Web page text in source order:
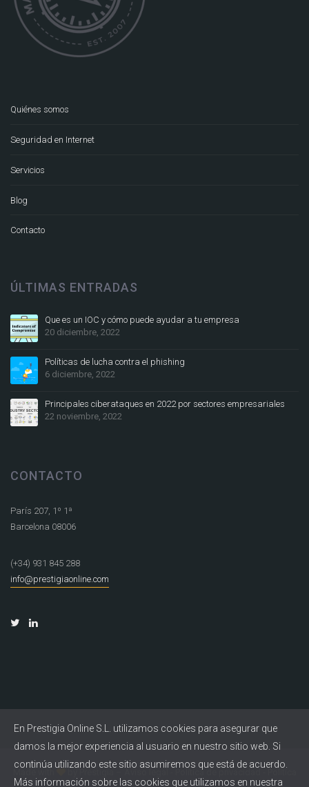
Quiénes somos
Seguridad en Internet
Servicios
Blog
Contacto
ÚLTIMAS ENTRADAS
Que es un IOC y cómo puede ayudar a tu empresa
20 diciembre, 2022
Políticas de lucha contra el phishing
6 diciembre, 2022
Principales ciberataques en 2022 por sectores empresariales
22 noviembre, 2022
CONTACTO
París 207, 1º 1ª
Barcelona 08006
(+34) 931 845 288
info@prestigiaonline.com
Política de privacidad
En Prestigia Online S.L. utilizamos cookies para asegurar que
damos la mejor experiencia al usuario en nuestro sitio web. Si
continúa utilizando este sitio asumiremos que está de acuerdo.
Más información sobre las cookies que utilizamos en nuestra